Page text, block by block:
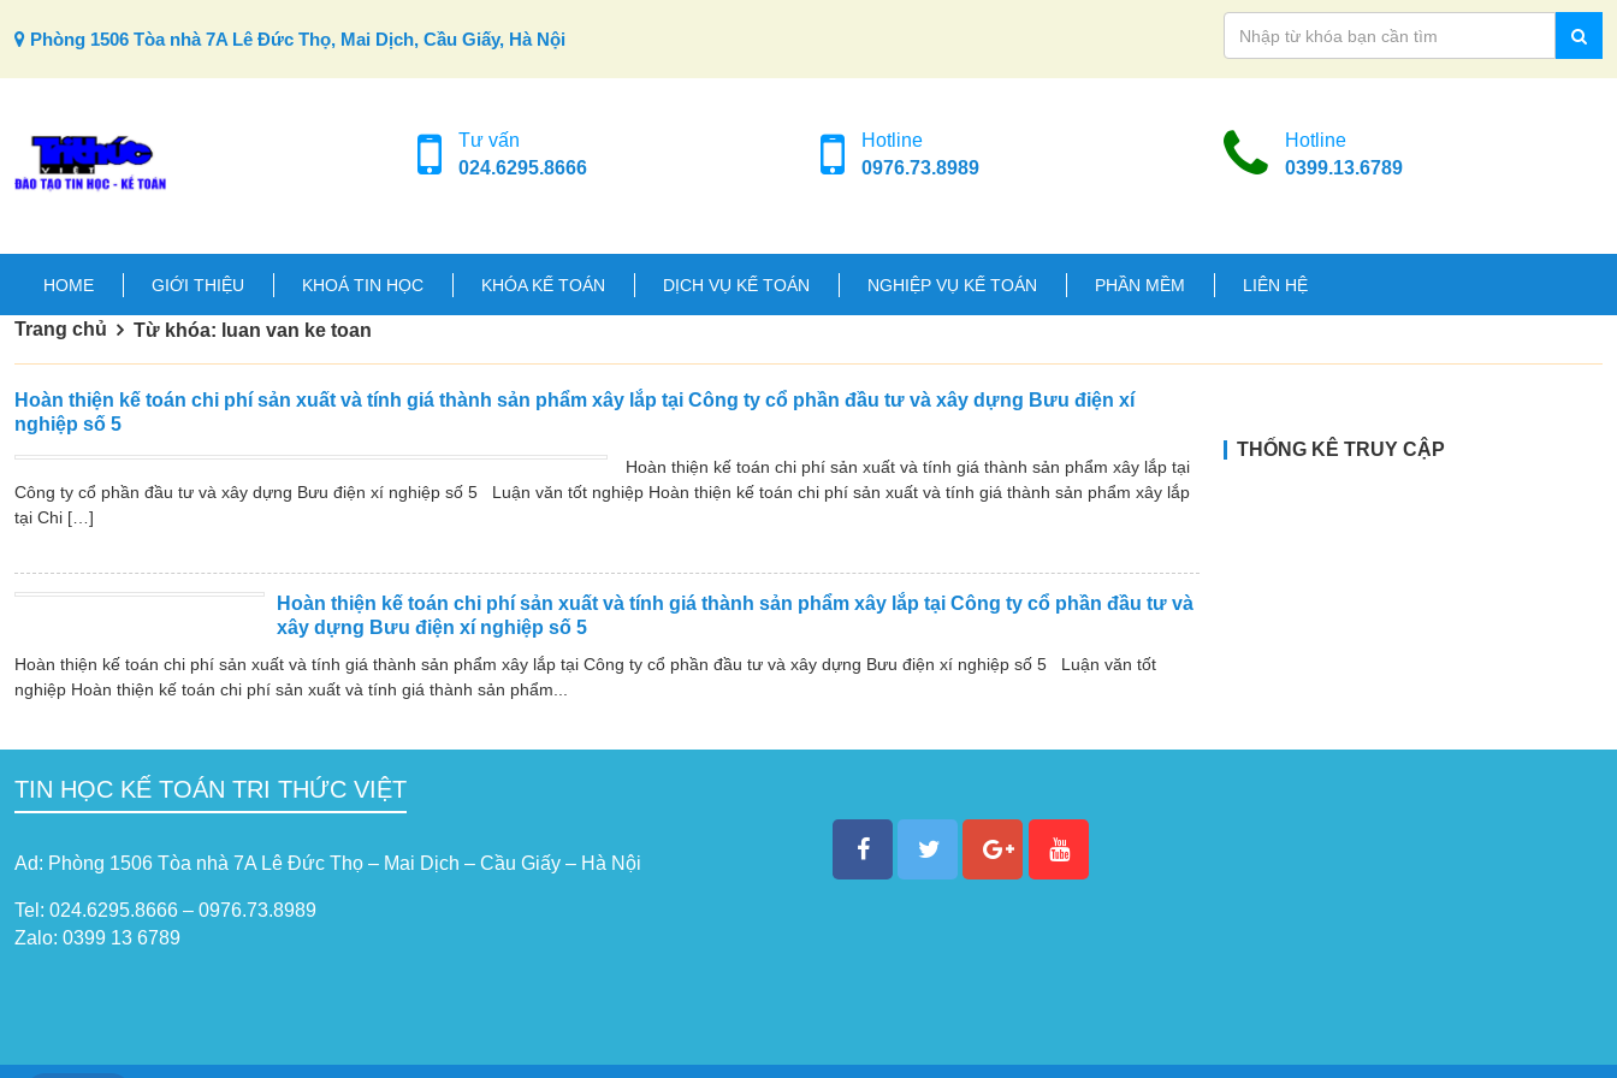
Phòng 1506 Tòa nhà 7A Lê Đức Thọ, Mai Dịch, Cầu Giấy, Hà Nội
Tư vấn
024.6295.8666
Hotline
0976.73.8989
Hotline
0399.13.6789
HOME GIỚI THIỆU KHOÁ TIN HỌC KHÓA KẾ TOÁN DỊCH VỤ KẾ TOÁN NGHIỆP VỤ KẾ TOÁN PHẦN MỀM LIÊN HỆ
Trang chủ Từ khóa: luan van ke toan
Hoàn thiện kế toán chi phí sản xuất và tính giá thành sản phẩm xây lắp tại Công ty cổ phần đầu tư và xây dựng Bưu điện xí
nghiệp số 5
Hoàn thiện kế toán chi phí sản xuất và tính giá thành sản phẩm xây lắp tại
Công ty cổ phần đầu tư và xây dựng Bưu điện xí nghiệp số 5 Luận văn tốt nghiệp Hoàn thiện kế toán chi phí sản xuất và tính giá thành sản phẩm xây lắp
tại Chi […]
Hoàn thiện kế toán chi phí sản xuất và tính giá thành sản phẩm xây lắp tại Công ty cổ phần đầu tư và
xây dựng Bưu điện xí nghiệp số 5
Hoàn thiện kế toán chi phí sản xuất và tính giá thành sản phẩm xây lắp tại Công ty cổ phần đầu tư và xây dựng Bưu điện xí nghiệp số 5 Luận văn tốt
nghiệp Hoàn thiện kế toán chi phí sản xuất và tính giá thành sản phẩm...
THỐNG KÊ TRUY CẬP
TIN HỌC KẾ TOÁN TRI THỨC VIỆT
Ad: Phòng 1506 Tòa nhà 7A Lê Đức Thọ – Mai Dịch – Cầu Giấy – Hà Nội
Tel: 024.6295.8666 – 0976.73.8989
Zalo: 0399 13 6789